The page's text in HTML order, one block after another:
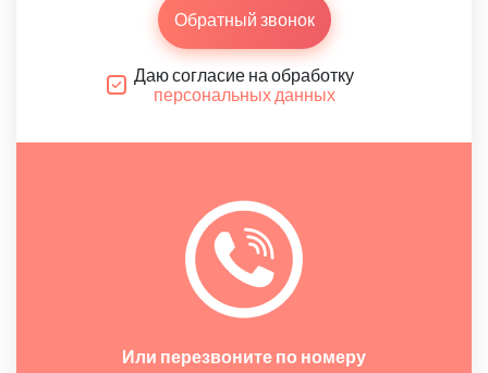
Обратный звонок
Даю согласие на обработку
персональных данных
Или перезвоните по номеру